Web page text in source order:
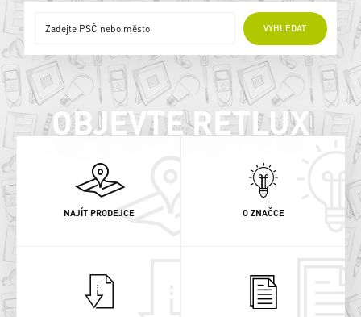
VYHLEDAT
ONLINE PRODEJCI
OBJEVTE RETLUX
NAJÍT PRODEJCE O ZNAČCE